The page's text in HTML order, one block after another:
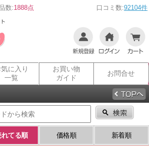
数:1888点 口コミ数:92104件
に入り
一覧
お買い物
ガイド
お問合せ
れてる順 価格順
新着順